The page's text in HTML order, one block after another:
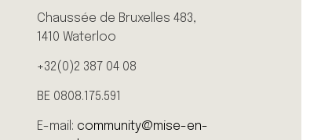
Chaussée de Bruxelles 483,
1410 Waterloo
+32(0)2 387 04 08
BE 0808.175.591
E-mail: community@mise-en-